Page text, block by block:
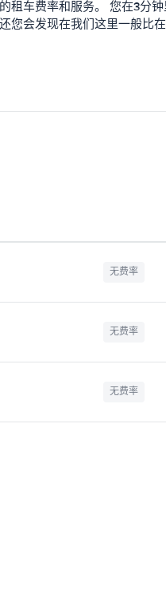
租车费率和服务。 您在3分
您会发现在我们这里一般比
无费率
无费率
无费率